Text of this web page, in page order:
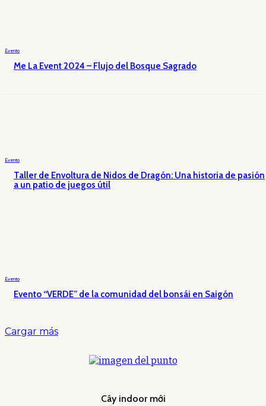
Evento
Me La Event 2024 – Flujo del Bosque Sagrado
Evento
Taller de Envoltura de Nidos de Dragón: Una historia de pasión
a un patio de juegos útil
Evento
Evento “VERDE” de la comunidad del bonsái en Saigón
Cargar más
Cây indoor mới